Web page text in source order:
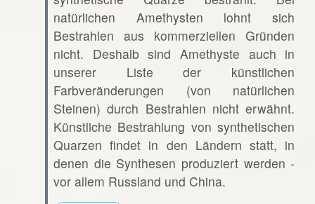
natürlichen Amethysten lohnt sich
Bestrahlen aus kommerziellen Gründen
nicht. Deshalb sind Amethyste auch in
unserer Liste der künstlichen
Farbveränderungen (von natürlichen
Steinen) durch Bestrahlen nicht erwähnt.
Künstliche Bestrahlung von synthetischen
Quarzen findet in den Ländern statt, in
denen die Synthesen produziert werden -
vor allem Russland und China.